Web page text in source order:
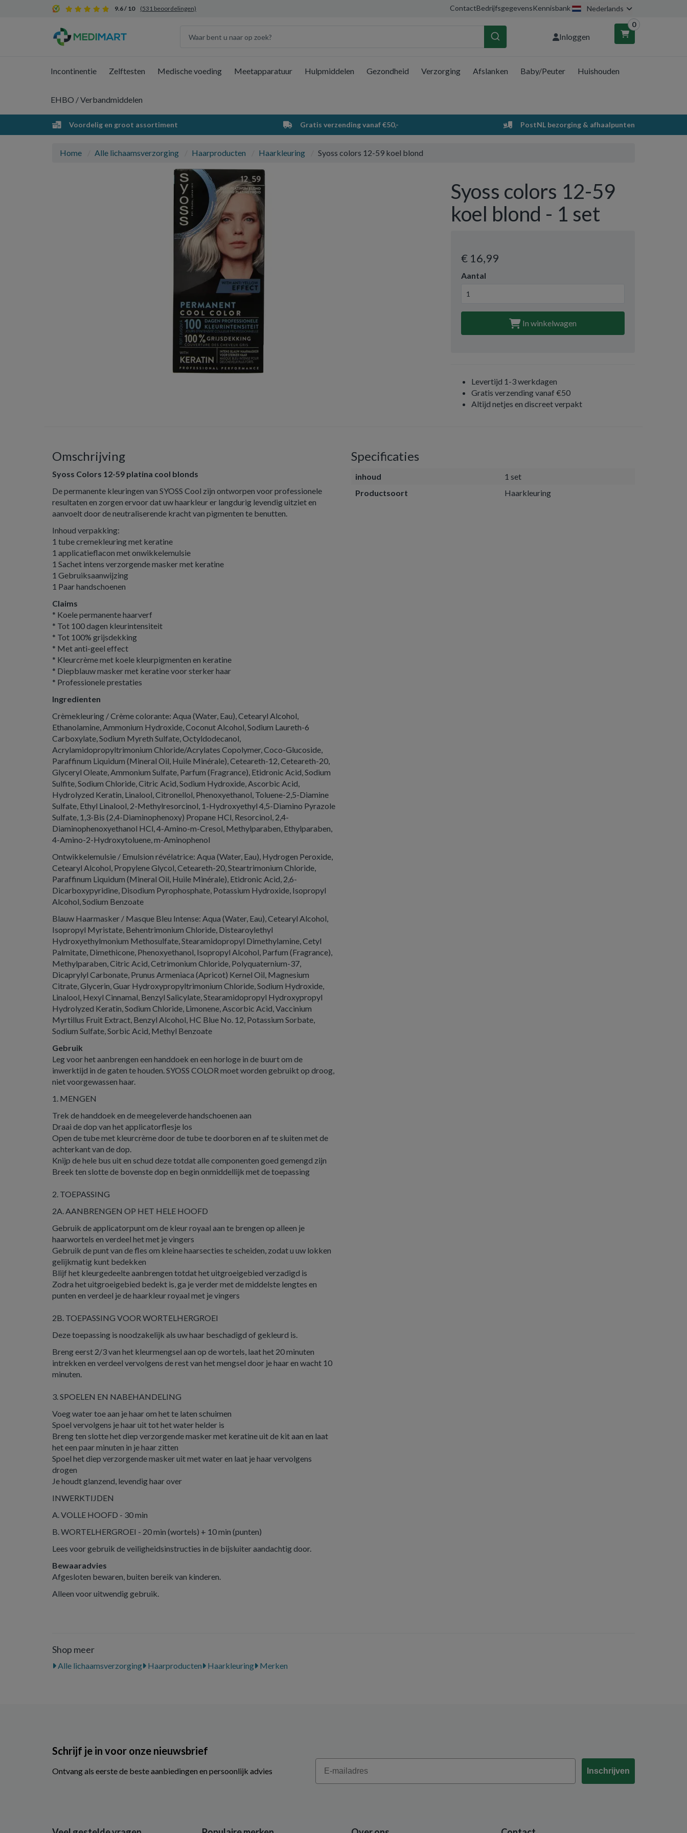
9.6 / 10 (531 beoordelingen) ContactBedrijfsgegevensKennisbank Nederlands
Inloggen
0
Winkelwagen
Uw winkelwagen is leeg.
Vul hem met producten.
Incontinentie Zelftesten Medische voeding Meetapparatuur Hulpmiddelen Gezondheid Verzorging Afslanken Baby/Peuter Huishouden
EHBO / Verbandmiddelen
Voordelig en groot assortiment Gratis verzending vanaf €50,- PostNL bezorging & afhaalpunten
Home Alle lichaamsverzorging Haarproducten Haarkleuring Syoss colors 12-59 koel blond
Syoss colors 12-59
koel blond - 1 set
€ 16,99
Aantal
In winkelwagen
Levertijd 1-3 werkdagen
Gratis verzending vanaf €50
Altijd netjes en discreet verpakt
Omschrijving
Syoss Colors 12-59 platina cool blonds
De permanente kleuringen van SYOSS Cool zijn ontworpen voor professionele
resultaten en zorgen ervoor dat uw haarkleur er langdurig levendig uitziet en
aanvoelt door de neutraliserende kracht van pigmenten te benutten.
Inhoud verpakking:
1 tube cremekleuring met keratine
1 applicatieflacon met onwikkelemulsie
1 Sachet intens verzorgende masker met keratine
1 Gebruiksaanwijzing
1 Paar handschoenen
Claims
* Koele permanente haarverf
* Tot 100 dagen kleurintensiteit
* Tot 100% grijsdekking
* Met anti-geel effect
* Kleurcrème met koele kleurpigmenten en keratine
* Diepblauw masker met keratine voor sterker haar
* Professionele prestaties
Ingredienten
Crèmekleuring / Crème colorante: Aqua (Water, Eau), Cetearyl Alcohol,
Ethanolamine, Ammonium Hydroxide, Coconut Alcohol, Sodium Laureth-6
Carboxylate, Sodium Myreth Sulfate, Octyldodecanol,
Acrylamidopropyltrimonium Chloride/Acrylates Copolymer, Coco-Glucoside,
Paraffinum Liquidum (Mineral Oil, Huile Minérale), Ceteareth-12, Ceteareth-20,
Glyceryl Oleate, Ammonium Sulfate, Parfum (Fragrance), Etidronic Acid, Sodium
Sulfite, Sodium Chloride, Citric Acid, Sodium Hydroxide, Ascorbic Acid,
Hydrolyzed Keratin, Linalool, Citronellol, Phenoxyethanol, Toluene-2,5-Diamine
Sulfate, Ethyl Linalool, 2-Methylresorcinol, 1-Hydroxyethyl 4,5-Diamino Pyrazole
Sulfate, 1,3-Bis (2,4-Diaminophenoxy) Propane HCl, Resorcinol, 2,4-
Diaminophenoxyethanol HCl, 4-Amino-m-Cresol, Methylparaben, Ethylparaben,
4-Amino-2-Hydroxytoluene, m-Aminophenol
Ontwikkel­emulsie / Emulsion révélatrice: Aqua (Water, Eau), Hydrogen Peroxide,
Cetearyl Alcohol, Propylene Glycol, Ceteareth-20, Steartrimonium Chloride,
Paraffinum Liquidum (Mineral Oil, Huile Minérale), Etidronic Acid, 2,6-
Dicarboxypyridine, Disodium Pyrophosphate, Potassium Hydroxide, Isopropyl
Alcohol, Sodium Benzoate
Blauw Haarmasker / Masque Bleu Intense: Aqua (Water, Eau), Cetearyl Alcohol,
Isopropyl Myristate, Behentrimonium Chloride, Distearoylethyl
Hydroxyethylmonium Methosulfate, Stearamidopropyl Dimethylamine, Cetyl
Palmitate, Dimethicone, Phenoxyethanol, Isopropyl Alcohol, Parfum (Fragrance),
Methylparaben, Citric Acid, Cetrimonium Chloride, Polyquaternium-37,
Dicaprylyl Carbonate, Prunus Armeniaca (Apricot) Kernel Oil, Magnesium
Citrate, Glycerin, Guar Hydroxypropyltrimonium Chloride, Sodium Hydroxide,
Linalool, Hexyl Cinnamal, Benzyl Salicylate, Stearamidopropyl Hydroxypropyl
Hydrolyzed Keratin, Sodium Chloride, Limonene, Ascorbic Acid, Vaccinium
Myrtillus Fruit Extract, Benzyl Alcohol, HC Blue No. 12, Potassium Sorbate,
Sodium Sulfate, Sorbic Acid, Methyl Benzoate
Gebruik
Leg voor het aanbrengen een handdoek en een horloge in de buurt om de
inwerktijd in de gaten te houden. SYOSS COLOR moet worden gebruikt op droog,
niet voorgewassen haar.
1. MENGEN
Trek de handdoek en de meegeleverde handschoenen aan
Draai de dop van het applicatorflesje los
Open de tube met kleurcrème door de tube te doorboren en af ​​te sluiten met de
achterkant van de dop.
Knijp de hele bus uit en schud deze totdat alle componenten goed gemengd zijn
Breek ten slotte de bovenste dop en begin onmiddellijk met de toepassing
2. TOEPASSING
2A. AANBRENGEN OP HET HELE HOOFD
Gebruik de applicatorpunt om de kleur royaal aan te brengen op alleen je
haarwortels en verdeel het met je vingers
Gebruik de punt van de fles om kleine haarsecties te scheiden, zodat u uw lokken
gelijkmatig kunt bedekken
Blijf het kleurgedeelte aanbrengen totdat het uitgroeigebied verzadigd is
Zodra het uitgroeigebied bedekt is, ga je verder met de middelste lengtes en
punten en verdeel je de haarkleur royaal met je vingers
2B. TOEPASSING VOOR WORTELHERGROEI
Deze toepassing is noodzakelijk als uw haar beschadigd of gekleurd is.
Breng eerst 2/3 van het kleurmengsel aan op de wortels, laat het 20 minuten
intrekken en verdeel vervolgens de rest van het mengsel door je haar en wacht 10
minuten.
3. SPOELEN EN NABEHANDELING
Voeg water toe aan je haar om het te laten schuimen
Spoel vervolgens je haar uit tot het water helder is
Breng ten slotte het diep verzorgende masker met keratine uit de kit aan en laat
het een paar minuten in je haar zitten
Spoel het diep verzorgende masker uit met water en laat je haar vervolgens
drogen
Je houdt glanzend, levendig haar over
INWERKTIJDEN
A. VOLLE HOOFD - 30 min
B. WORTELHERGROEI - 20 min (wortels) + 10 min (punten)
Lees voor gebruik de veiligheidsinstructies in de bijsluiter aandachtig door.
Bewaaradvies
Afgesloten bewaren, buiten bereik van kinderen.
Alleen voor uitwendig gebruik.
Specificaties
inhoud
1 set
Productsoort
Haarkleuring
Shop meer
Alle lichaamsverzorging Haarproducten Haarkleuring Merken
Schrijf je in voor onze nieuwsbrief
Ontvang als eerste de beste aanbiedingen en persoonlijk advies
Email
Inschrijven